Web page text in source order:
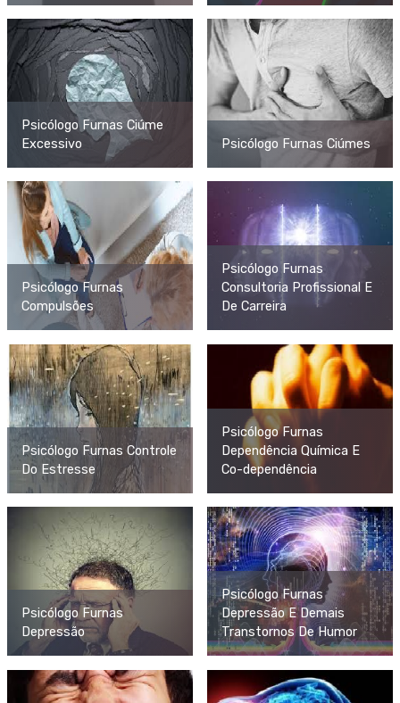
Psicólogo Furnas Ciúme
Excessivo
Psicólogo Furnas Ciúmes
Psicólogo Furnas
Compulsões
Psicólogo Furnas
Consultoria Profissional E
De Carreira
Psicólogo Furnas Controle
Do Estresse
Psicólogo Furnas
Dependência Química E
Co-dependência
Psicólogo Furnas
Depressão
Psicólogo Furnas
Depressão E Demais
Transtornos De Humor